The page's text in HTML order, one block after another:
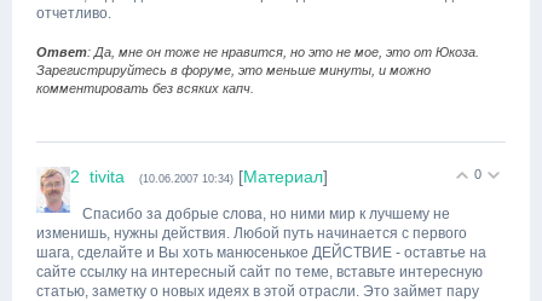
отчетливо.
Ответ: Да, мне он тоже не нравится, но это не мое, это от Юкоза.
Зарегистрируйтесь в форуме, это меньше минуты, и можно
комментировать без всяких капч.
0
2 tivita (10.06.2007 10:34) [Материал]
Спасибо за добрые слова, но ними мир к лучшему не
изменишь, нужны действия. Любой путь начинается с первого
шага, сделайте и Вы хоть манюсенькое ДЕЙСТВИЕ - оставтье на
сайте ссылку на интересный сайт по теме, вставьте интересную
статью, заметку о новых идеях в этой отрасли. Это займет пару